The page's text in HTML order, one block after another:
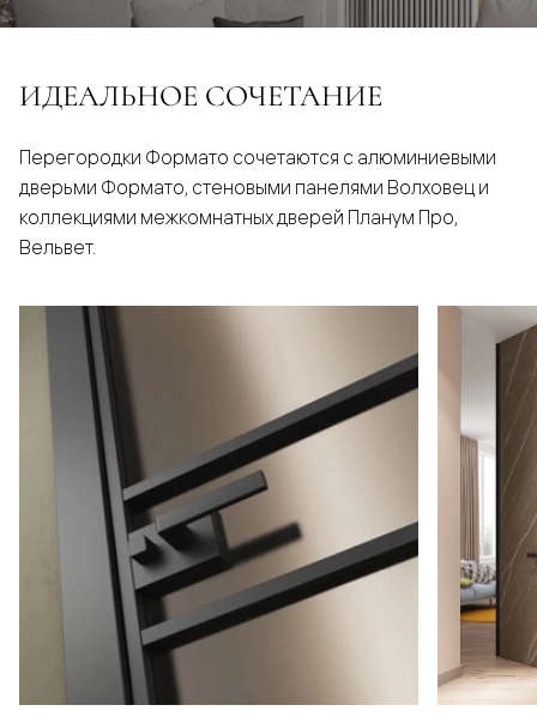
ИДЕАЛЬНОЕ СОЧЕТАНИЕ
Перегородки Формато сочетаются с алюминиевыми
дверьми Формато, стеновыми панелями Волховец и
коллекциями межкомнатных дверей Планум Про,
Вельвет.